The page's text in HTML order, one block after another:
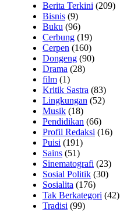
Berita Terkini (209)
Bisnis (9)
Buku (96)
Cerbung (19)
Cerpen (160)
Dongeng (90)
Drama (28)
film (1)
Kritik Sastra (83)
Lingkungan (52)
Musik (18)
Pendidikan (66)
Profil Redaksi (16)
Puisi (191)
Sains (51)
Sinematografi (23)
Sosial Politik (30)
Sosialita (176)
Tak Berkategori (42)
Tradisi (99)